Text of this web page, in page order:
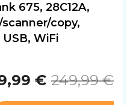
675, 28C12A,
copy,
WiFi
€ 249,99 €